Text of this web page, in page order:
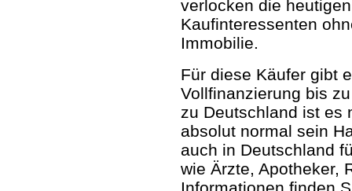
verlocken die
Kaufinteressenten
Immobilie.
Für diese Käufer gibt
Vollfinanzierung bis
zu Deutschland ist es
absolut normal sein
auch in Deutschland
wie Ärzte, Apotheker,